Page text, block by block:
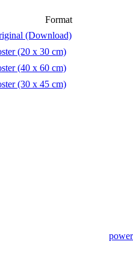
Format
(Download)
(20 x 30 cm)
(40 x 60 cm)
(30 x 45 cm)